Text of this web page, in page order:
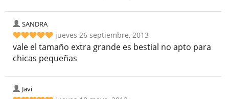
SANDRA
jueves 26 septiembre, 2013
vale el tamaño extra grande es bestial no apto para
chicas pequeñas
Javi